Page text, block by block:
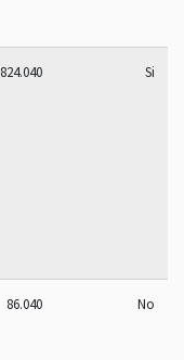
824.040 Si
86.040 No